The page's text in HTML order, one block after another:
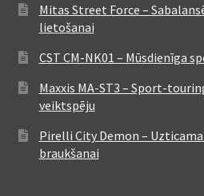
Mitas Street Force –
lietošanai
CST CM-NK01 – Mūsdienīga
Maxxis MA-ST3 – Sport-
veiktspēju
Pirelli City Demon –
braukšanai